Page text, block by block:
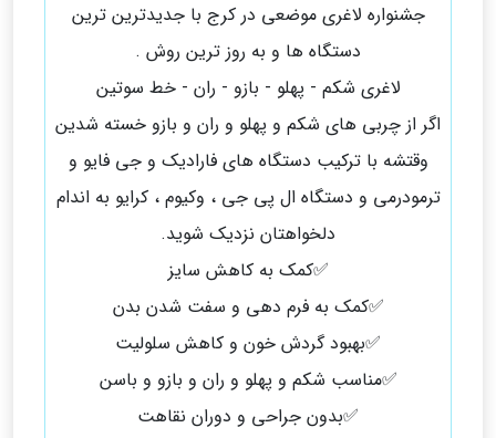
جشنواره لاغری موضعی در کرج با جدیدترین ترین
دستگاه ها و به روز ترین روش ‌.
لاغری شکم - پهلو - بازو - ران - خط سوتین
اگر از چربی های شکم و پهلو و ران و بازو خسته شدین
وقتشه با ترکیب دستگاه های فارادیک و جی فایو و
ترمودرمی و دستگاه ال پی جی ، وکیوم ، کرایو به اندام
دلخواهتان نزدیک شوید.
✅️کمک به کاهش سایز
✅️کمک به فرم دهی و سفت شدن بدن
✅️بهبود گردش خون و کاهش سلولیت
✅️مناسب شکم و پهلو و ران و بازو و باسن
✅️بدون جراحی و دوران نقاهت